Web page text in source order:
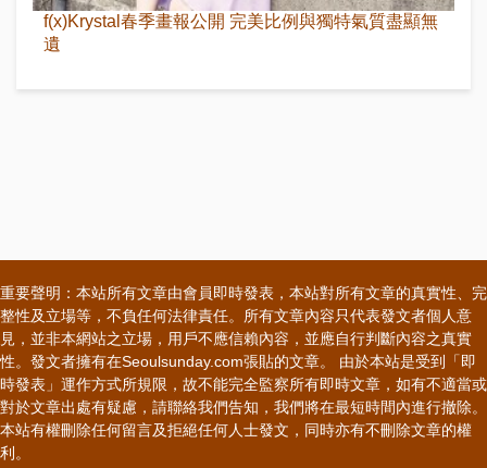
f(x)Krystal春季畫報公開 完美比例與獨特氣質盡顯無
遺
重要聲明：本站所有文章由會員即時發表，本站對所有文章的真實性、完
整性及立場等，不負任何法律責任。所有文章內容只代表發文者個人意
見，並非本網站之立場，用戶不應信賴內容，並應自行判斷內容之真實
性。發文者擁有在Seoulsunday.com張貼的文章。 由於本站是受到「即
時發表」運作方式所規限，故不能完全監察所有即時文章，如有不適當或
對於文章出處有疑慮，請聯絡我們告知，我們將在最短時間內進行撤除。
本站有權刪除任何留言及拒絕任何人士發文，同時亦有不刪除文章的權
利。